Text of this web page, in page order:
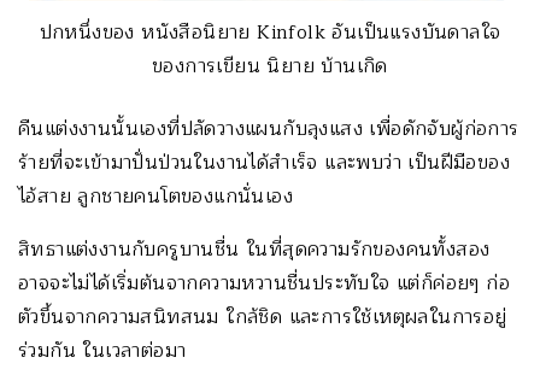
ปกหนึ่งของ หนังสือนิยาย Kinfolk อันเป็นแรงบันดาลใจ
ของการเขียน นิยาย บ้านเกิด
คืนแต่งงานนั้นเองที่ปลัดวางแผนกับลุงแสง เพื่อดักจับผู้ก่อการ
ร้ายที่จะเข้ามาปั่นป่วนในงานได้สำเร็จ และพบว่า เป็นฝีมือของ
ไอ้สาย ลูกชายคนโตของแกนั่นเอง
สิทธาแต่งงานกับครูบานชื่น ในที่สุดความรักของคนทั้งสอง
อาจจะไม่ได้เริ่มต้นจากความหวานชื่นประทับใจ แต่ก็ค่อยๆ ก่อ
ตัวขึ้นจากความสนิทสนม ใกล้ชิด และการใช้เหตุผลในการอยู่
ร่วมกัน ในเวลาต่อมา